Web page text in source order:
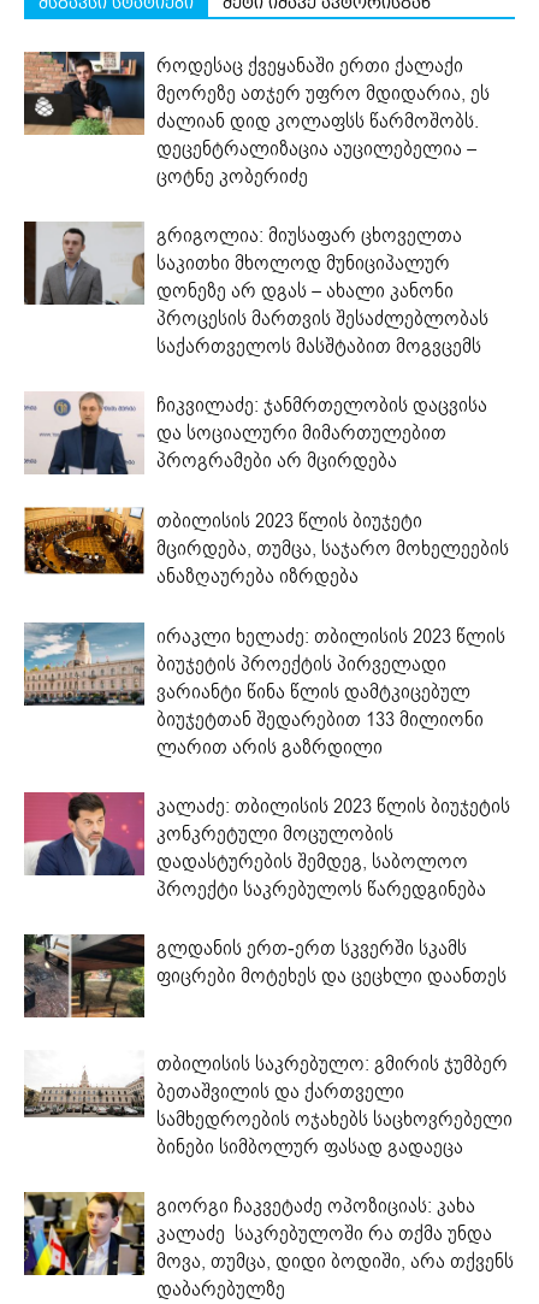
როდესაც ქვეყანაში ერთი ქალაქი
მეორეზე ათჯერ უფრო მდიდარია, ეს
ძალიან დიდ კოლაფსს წარმოშობს.
დეცენტრალიზაცია აუცილებელია –
ცოტნე კობერიძე
გრიგოლია: მიუსაფარ ცხოველთა
საკითხი მხოლოდ მუნიციპალურ
დონეზე არ დგას – ახალი კანონი
პროცესის მართვის შესაძლებლობას
საქართველოს მასშტაბით მოგვცემს
ჩიკვილაძე: ჯანმრთელობის დაცვისა
და სოციალური მიმართულებით
პროგრამები არ მცირდება
თბილისის 2023 წლის ბიუჯეტი
მცირდება, თუმცა, საჯარო მოხელეების
ანაზღაურება იზრდება
ირაკლი ხელაძე: თბილისის 2023 წლის
ბიუჯეტის პროექტის პირველადი
ვარიანტი წინა წლის დამტკიცებულ
ბიუჯეტთან შედარებით 133 მილიონი
ლარით არის გაზრდილი
კალაძე: თბილისის 2023 წლის ბიუჯეტის
კონკრეტული მოცულობის
დადასტურების შემდეგ, საბოლოო
პროექტი საკრებულოს წარედგინება
გლდანის ერთ-ერთ სკვერში სკამს
ფიცრები მოტეხეს და ცეცხლი დაანთეს
თბილისის საკრებულო: გმირის ჯუმბერ
ბეთაშვილის და ქართველი
სამხედროების ოჯახებს საცხოვრებელი
ბინები სიმბოლურ ფასად გადაეცა
გიორგი ჩაკვეტაძე ოპოზიციას: კახა
კალაძე საკრებულოში რა თქმა უნდა
მოვა, თუმცა, დიდი ბოდიში, არა თქვენს
დაბარებულზე